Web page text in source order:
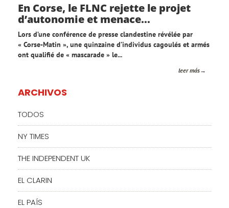
En Corse, le FLNC rejette le projet
d’autonomie et menace...
Lors d’une conférence de presse clandestine révélée par
« Corse-Matin », une quinzaine d’individus cagoulés et armés
ont qualifié de « mascarade » le...
leer más
ARCHIVOS
TODOS
NY TIMES
THE INDEPENDENT UK
EL CLARIN
EL PAÍS